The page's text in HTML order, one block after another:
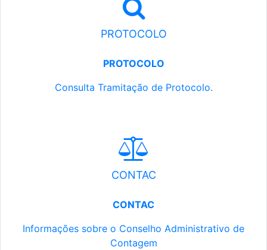
PROTOCOLO
PROTOCOLO
Consulta Tramitação de Protocolo.
CONTAC
CONTAC
Informações sobre o Conselho Administrativo de
Contagem